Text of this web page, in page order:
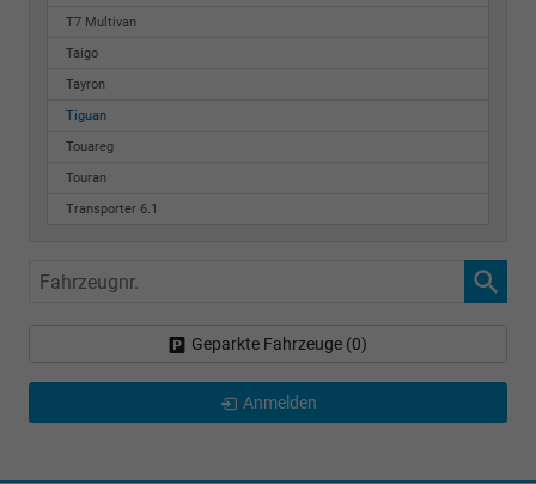
T7 Multivan
Taigo
Tayron
Tiguan
Touareg
Touran
Transporter 6.1
Fahrzeugnr.
Geparkte Fahrzeuge (0)
Anmelden